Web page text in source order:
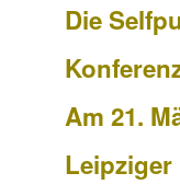
Die
Am 21.
Leipziger